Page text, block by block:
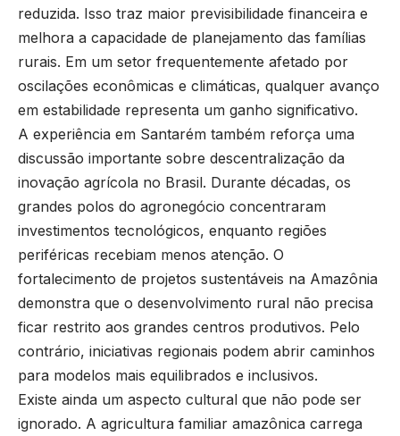
reduzida. Isso traz maior previsibilidade financeira e
melhora a capacidade de planejamento das famílias
rurais. Em um setor frequentemente afetado por
oscilações econômicas e climáticas, qualquer avanço
em estabilidade representa um ganho significativo.
A experiência em Santarém também reforça uma
discussão importante sobre descentralização da
inovação agrícola no Brasil. Durante décadas, os
grandes polos do agronegócio concentraram
investimentos tecnológicos, enquanto regiões
periféricas recebiam menos atenção. O
fortalecimento de projetos sustentáveis na Amazônia
demonstra que o desenvolvimento rural não precisa
ficar restrito aos grandes centros produtivos. Pelo
contrário, iniciativas regionais podem abrir caminhos
para modelos mais equilibrados e inclusivos.
Existe ainda um aspecto cultural que não pode ser
ignorado. A agricultura familiar amazônica carrega